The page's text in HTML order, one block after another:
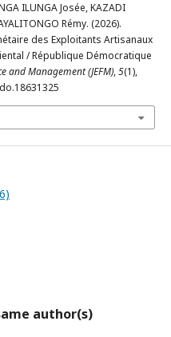
ILUNGA Josée, KAZADI
Rémy. (2026).
des Exploitants Artisanaux
/ République Démocratique
and Management (JEFM),5(1),
author(s)